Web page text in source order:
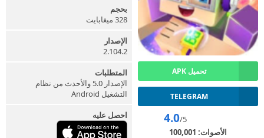
تحميل APK
TELEGRAM
4.0/5
الأصوات: 100,001
بحجم
328 ميغابايت
الإصدار
2.104.2
المتطلبات
الإصدار 5.0 والأحدث من نظام
التشغيل Android
احصل عليه